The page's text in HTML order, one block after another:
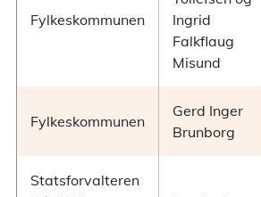
Fylkeskommunen
Ingrid
Falkflaug
Misund
Fylkeskommunen
Gerd Inger
Brunborg
Statsforvalteren